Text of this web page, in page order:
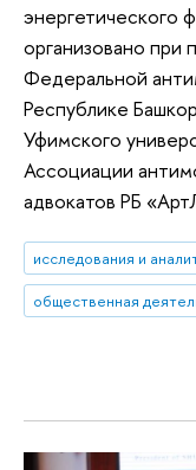
энергетического
организовано при
Федеральной
Республике
Уфимского
Ассоциации
адвокатов РБ
исследования и
общественная